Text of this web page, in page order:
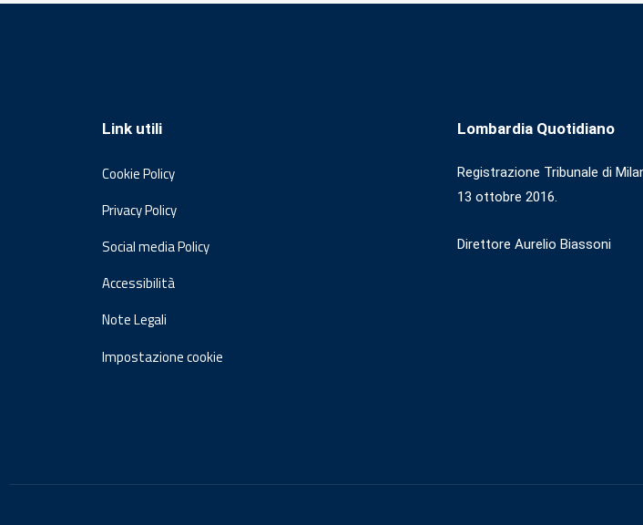
Link utili
Cookie Policy
Privacy Policy
Social media Policy
Accessibilità
Note Legali
Impostazione cookie
Lombardia Quotidiano
Registrazione Tribunale di
13 ottobre 2016.
Direttore Aurelio Biassoni